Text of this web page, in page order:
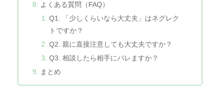
よくある質問（FAQ）
Q1. 「少しくらいなら大丈夫」はネグレク
トですか？
Q2. 親に直接注意しても大丈夫ですか？
Q3. 相談したら相手にバレますか？
まとめ